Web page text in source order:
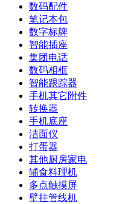
数码配件
笔记本包
数字标牌
智能插座
集团电话
数码相框
智能跟踪器
手机其它附件
转换器
手机底座
洁面仪
打蛋器
其他厨房家电
辅食料理机
多点触摸屏
壁挂管线机